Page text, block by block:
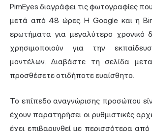
PimEyes διαγράφει τις φωτογραφίες
μετά από 48 ώρες. Η Google και η
ερωτήματα για μεγαλύτερο χρονικό
χρησιμοποιούν για την
μοντέλων. Διαβάστε τη σελίδα
προσθέσετε οτιδήποτε ευαίσθητο.
Το επίπεδο αναγνώρισης προσώπου
έχουν παρατηρήσει οι ρυθμιστικές
έχει επιβαρυνθεί με περισσότερα